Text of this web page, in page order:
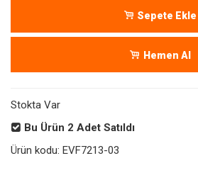
Sepete Ekle
Hemen Al
Stokta Var
Bu Ürün 2 Adet Satıldı
Ürün kodu: EVF7213-03